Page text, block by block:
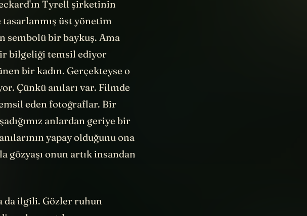
Tyrell şirketinin
tasarlanmış üst yönetim
sembolü bir baykuş. Ama
bilgeliği temsil ediyor
bir kadın. Gerçekteyse o
Çünkü anıları var. Filmde
eden fotoğraflar. Bir
anlardan geriye bir
yapay olduğunu ona
gözyaşı onun artık insandan
da ilgili. Gözler ruhun